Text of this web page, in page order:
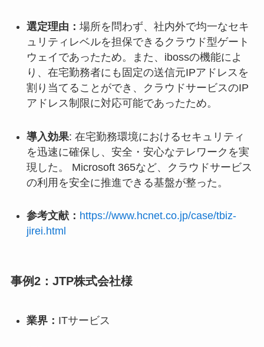
選定理由： 場所を問わず、社内外で均一なセキ
ュリティレベルを担保できるクラウド型ゲート
ウェイであったため。また、ibossの機能によ
り、在宅勤務者にも固定の送信元IPアドレスを
割り当てることができ、クラウドサービスのIP
アドレス制限に対応可能であったため。
導入効果: 在宅勤務環境におけるセキュリティ
を迅速に確保し、安全・安心なテレワークを実
現した。 Microsoft 365など、クラウドサービス
の利用を安全に推進できる基盤が整った。
参考文献： https://www.hcnet.co.jp/case/tbiz-
jirei.html
事例2：JTP株式会社様
業界： ITサービス